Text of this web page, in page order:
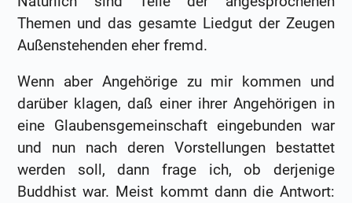
Themen und das gesamte Liedgut der Zeugen
Außenstehenden eher fremd.
Wenn aber Angehörige zu mir kommen und
darüber klagen, daß einer ihrer Angehörigen in
eine Glaubensgemeinschaft eingebunden war
und nun nach deren Vorstellungen bestattet
werden soll, dann frage ich, ob derjenige
Buddhist war. Meist kommt dann die Antwort: